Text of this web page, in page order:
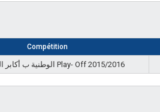
Compétition
الوطنية ب أكابر المجموعة Play- Off 2015/2016